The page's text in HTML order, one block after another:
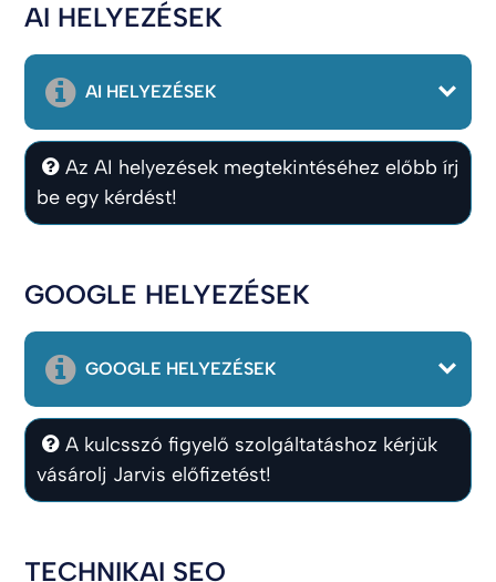
AI HELYEZÉSEK
AI HELYEZÉSEK
Az AI helyezések megtekintéséhez előbb írj
be egy kérdést!
GOOGLE HELYEZÉSEK
GOOGLE HELYEZÉSEK
A kulcsszó figyelő szolgáltatáshoz kérjük
vásárolj Jarvis előfizetést!
TECHNIKAI SEO